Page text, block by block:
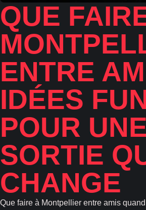
QUE
ENTRE
IDÉES
POUR UNE
SORTIE
CHANGE
Que faire à Montpellier entre amis